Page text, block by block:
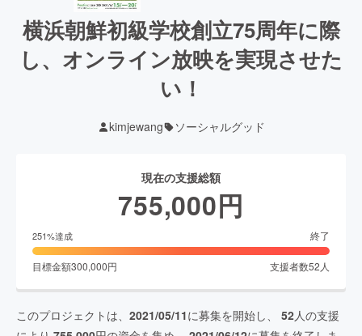
横浜朝鮮初級学校創立75周年に際
し、オンライン放映を実現させた
い！
kimjewang ソーシャルグッド
現在の支援総額
755,000円
251%達成 終了
目標金額300,000円 支援者数52 人
このプロジェクトは、 2021/05/11に募集を開始し、 52人の支援